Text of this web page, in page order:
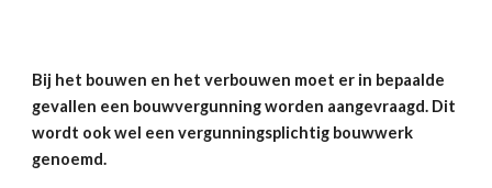
Bij het bouwen en het verbouwen moet er in bepaalde
gevallen een bouwvergunning worden aangevraagd. Dit
wordt ook wel een vergunningsplichtig bouwwerk
genoemd.